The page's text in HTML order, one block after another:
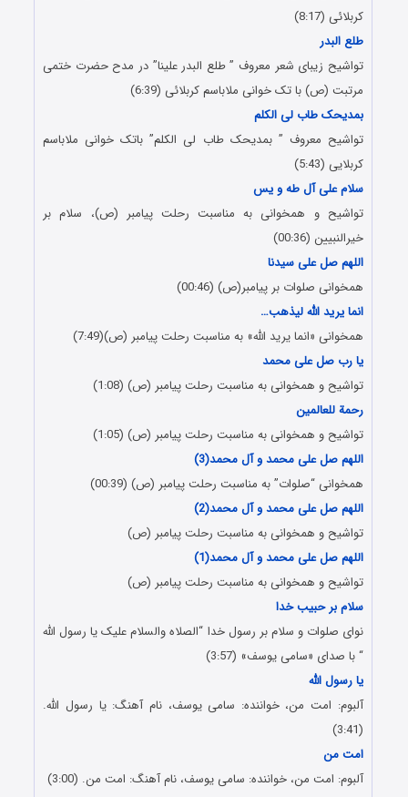
کربلائی (8:17)
طلع البدر
تواشیح زیبای شعر معروف ” طلع البدر علینا” در مدح حضرت ختمی
مرتبت (ص) با تک خوانی ملاباسم کربلائی (6:39)
بمدیحک طاب لی الکلم
تواشیح معروف ” بمدیحک طاب لی الکلم” باتک خوانی ملاباسم
کربلایی (5:43)
سلام علی آل طه و یس
تواشیح و همخوانی به مناسبت رحلت پیامبر (ص)، سلام بر
خیرالنبیین (00:36)
اللهم صل علی سیدنا
همخوانی صلوات بر پیامبر(ص) (00:46)
انما یرید الله لیذهب…
همخوانی «انما یرید الله» به مناسبت رحلت پیامبر (ص)(7:49)
یا رب صل علی محمد
تواشیح و همخوانی به مناسبت رحلت پیامبر (ص) (1:08)
رحمة للعالمین
تواشیح و همخوانی به مناسبت رحلت پیامبر (ص) (1:05)
اللهم صل علی محمد و آل محمد(3)
همخوانی “صلوات” به مناسبت رحلت پیامبر (ص) (00:39)
اللهم صل علی محمد و آل محمد(2)
تواشیح و همخوانی به مناسبت رحلت پیامبر (ص)
اللهم صل علی محمد و آل محمد(1)
تواشیح و همخوانی به مناسبت رحلت پیامبر (ص)
سلام بر حبیب خدا
نوای صلوات و سلام بر رسول خدا “الصلاه والسلام علیک یا رسول الله
“ با صدای «سامی یوسف» (3:57)
یا رسول الله
آلبوم: امت من، خواننده: سامی یوسف، نام آهنگ: یا رسول الله.
(3:41)
امت من
آلبوم: امت من، خواننده: سامی یوسف، نام آهنگ: امت من. (3:00)